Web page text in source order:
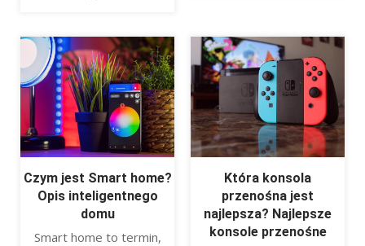
Czym jest Smart home?
Opis inteligentnego
domu
Smart home to termin,
Która konsola
przenośna jest
najlepsza? Najlepsze
konsole przenośne